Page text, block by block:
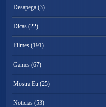
Desapega (3)
Dicas (22)
Filmes (191)
Games (67)
Mostra Eu (25)
Noticias (53)